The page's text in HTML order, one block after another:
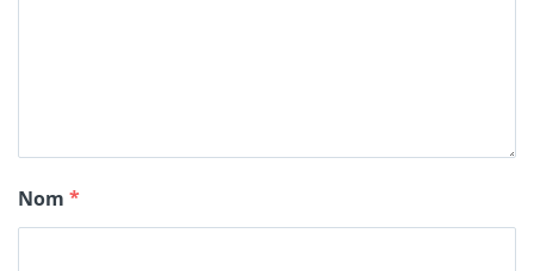
Nom *